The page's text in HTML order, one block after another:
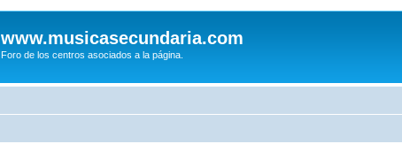
www.musicasecundaria.com
Foro de los centros asociados a la página.